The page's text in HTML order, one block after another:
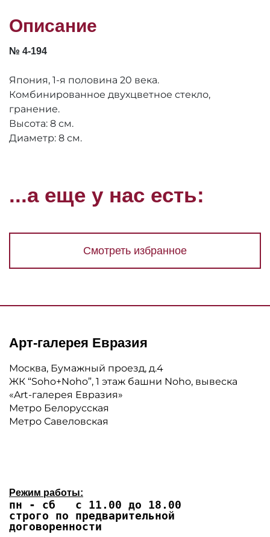
Описание
№ 4-194
Япония, 1-я половина 20 века.
Комбинированное двухцветное стекло,
гранение.
Высота: 8 см.
Диаметр: 8 см.
...а еще у нас есть:
Смотреть избранное
Арт-галерея Евразия
Москва, Бумажный проезд, д.4
ЖК “Soho+Noho”, 1 этаж башни Noho, вывеска
«Art-галерея Евразия»
Метро Белорусская
Метро Савеловская
Режим работы:
пн - сб с 11.00 до 18.00
строго по предварительной
договоренности